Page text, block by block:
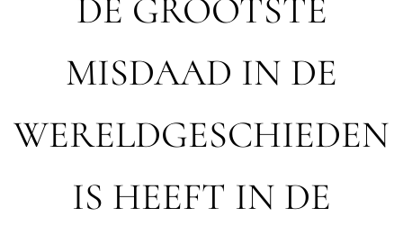
DE GROOTSTE
MISDAAD IN DE
WERELDGESCHIEDEN
IS HEEFT IN DE